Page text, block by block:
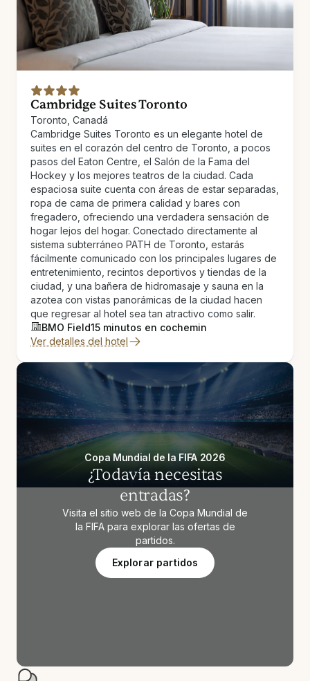
Cambridge Suites Toronto
Toronto, Canadá
Cambridge Suites Toronto es un elegante hotel de
suites en el corazón del centro de Toronto, a pocos
pasos del Eaton Centre, el Salón de la Fama del
Hockey y los mejores teatros de la ciudad. Cada
espaciosa suite cuenta con áreas de estar separadas,
ropa de cama de primera calidad y bares con
fregadero, ofreciendo una verdadera sensación de
hogar lejos del hogar. Conectado directamente al
sistema subterráneo PATH de Toronto, estarás
fácilmente comunicado con los principales lugares de
entretenimiento, recintos deportivos y tiendas de la
ciudad, y una bañera de hidromasaje y sauna en la
azotea con vistas panorámicas de la ciudad hacen
que regresar al hotel sea tan atractivo como salir.
BMO Field15 minutos en cochemin
Ver detalles del hotel
Copa Mundial de la FIFA 2026
¿Todavía necesitas
entradas?
Visita el sitio web de la Copa Mundial de
la FIFA para explorar las ofertas de
partidos.
Explorar partidos